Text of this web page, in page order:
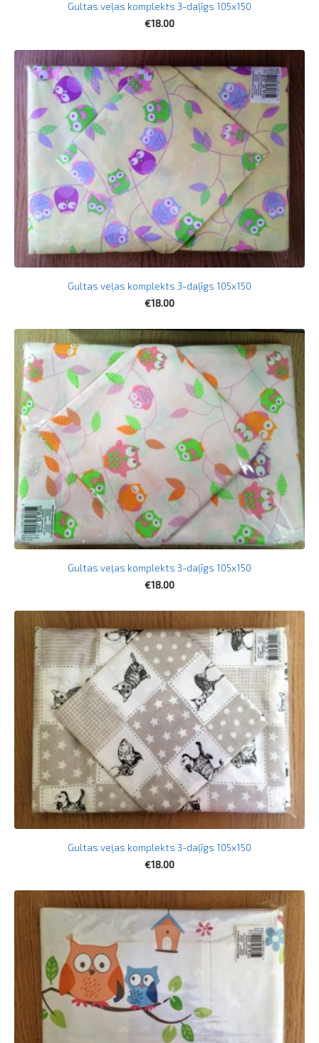
Gultas veļas komplekts 3-daļīgs 105x150
€18.00
Gultas veļas komplekts 3-daļīgs 105x150
€18.00
Gultas veļas komplekts 3-daļīgs 105x150
€18.00
Gultas veļas komplekts 3-daļīgs 105x150
€18.00